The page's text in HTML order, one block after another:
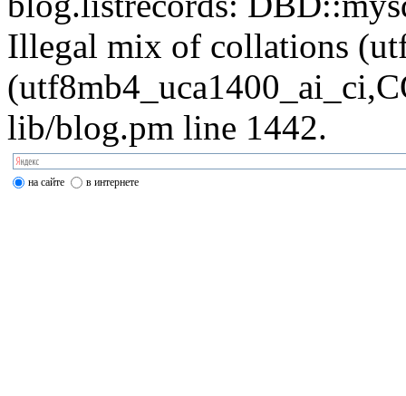
Illegal mix of collations
lib/blog.pm line 1442.
на сайте в интернете